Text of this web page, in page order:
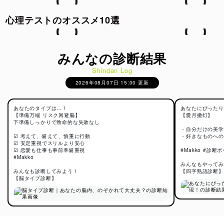
心理テストのオススメ10選
みんなの診断結果
Shindan Log
2026年08月07日 15:00 更新
あなたのタイプは…！
【準備万端 リスク回避脳】
下準備しっかりで致命的な失敗なし
☑ 考えて、備えて、慎重に行動
☑ 安定重視でスリルより安心
☑ 恋愛も仕事も事前準備重視
#Makko
みんなも診断してみよう！
【脳タイプ診断】
あなたにぴった
【愛月撤灯】
・自分だけの美
・好きなものへ
#Makko #診断ポ
みんなもやって
【四字熟語診断】